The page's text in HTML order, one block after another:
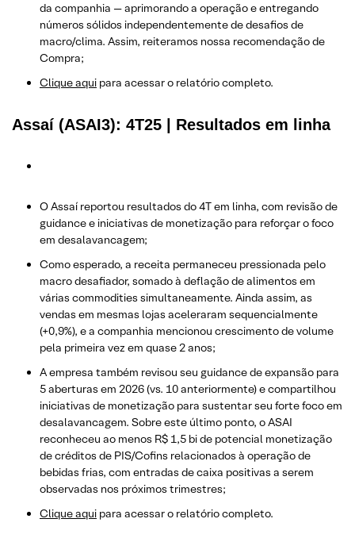
da companhia — aprimorando a operação e entregando
números sólidos independentemente de desafios de
macro/clima. Assim, reiteramos nossa recomendação de
Compra;
Clique aqui para acessar o relatório completo.
Assaí (ASAI3): 4T25 | Resultados em linha
O Assaí reportou resultados do 4T em linha, com revisão de
guidance e iniciativas de monetização para reforçar o foco
em desalavancagem;
Como esperado, a receita permaneceu pressionada pelo
macro desafiador, somado à deflação de alimentos em
várias commodities simultaneamente. Ainda assim, as
vendas em mesmas lojas aceleraram sequencialmente
(+0,9%), e a companhia mencionou crescimento de volume
pela primeira vez em quase 2 anos;
A empresa também revisou seu guidance de expansão para
5 aberturas em 2026 (vs. 10 anteriormente) e compartilhou
iniciativas de monetização para sustentar seu forte foco em
desalavancagem. Sobre este último ponto, o ASAI
reconheceu ao menos R$ 1,5 bi de potencial monetização
de créditos de PIS/Cofins relacionados à operação de
bebidas frias, com entradas de caixa positivas a serem
observadas nos próximos trimestres;
Clique aqui para acessar o relatório completo.